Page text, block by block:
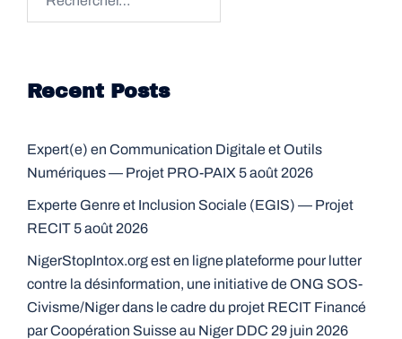
Recent Posts
Expert(e) en Communication Digitale et Outils
Numériques — Projet PRO-PAIX 5 août 2026
Experte Genre et Inclusion Sociale (EGIS) — Projet
RECIT 5 août 2026
NigerStopIntox.org est en ligne plateforme pour lutter
contre la désinformation, une initiative de ONG SOS-
Civisme/Niger dans le cadre du projet RECIT Financé
par Coopération Suisse au Niger DDC 29 juin 2026